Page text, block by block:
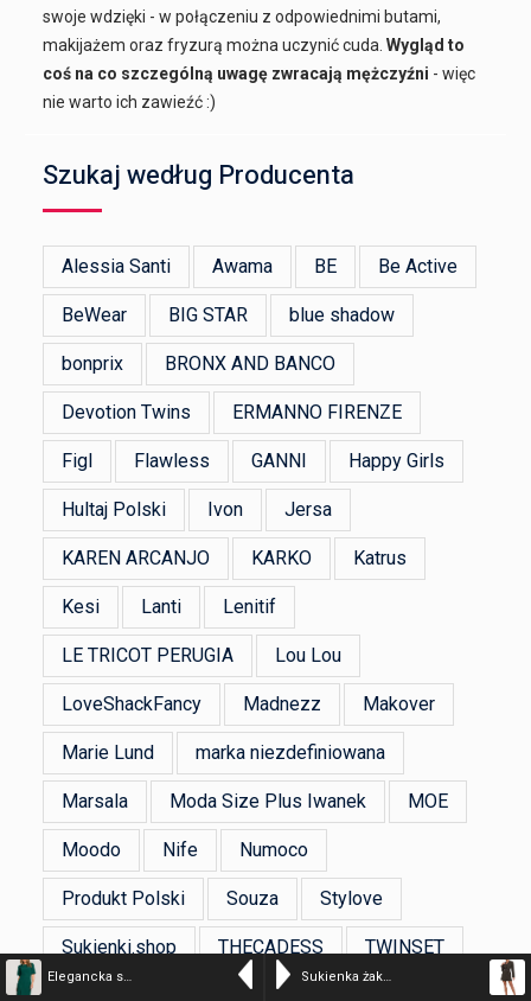
Elegancka sukienka ołówkowa z dołem na zakładkę klasyczna zielona Sukienka żakietowa z kołnierzem i paskiem w talii khaki
swoje wdzięki - w połączeniu z odpowiednimi butami,
makijażem oraz fryzurą można uczynić cuda.Wygląd to
coś na co szczególną uwagę zwracają mężczyźni - więc
nie warto ich zawieźć :)
Szukaj według Producenta
Alessia Santi Awama BE Be Active
BeWear BIG STAR blue shadow
bonprix BRONX AND BANCO
Devotion Twins ERMANNO FIRENZE
Figl Flawless GANNI Happy Girls
Hultaj Polski Ivon Jersa
KAREN ARCANJO KARKO Katrus
Kesi Lanti Lenitif
LE TRICOT PERUGIA Lou Lou
LoveShackFancy Madnezz Makover
Marie Lund marka niezdefiniowana
Marsala Moda Size Plus Iwanek MOE
Moodo Nife Numoco
Produkt Polski Souza Stylove
Sukienki.shop THECADESS TWINSET